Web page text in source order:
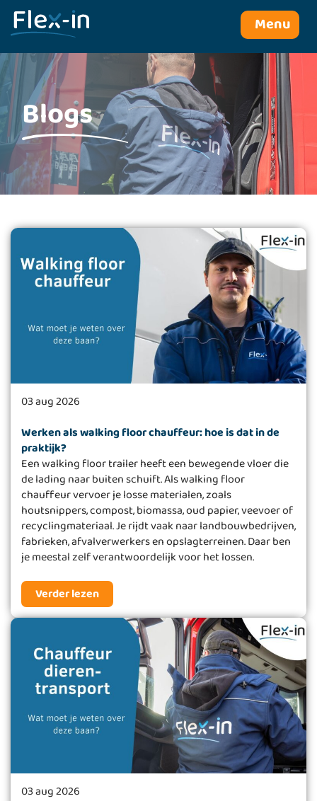
Menu
Blogs
03 aug 2026
Werken als walking floor chauffeur: hoe is dat in de
praktijk?
Een walking floor trailer heeft een bewegende vloer die
de lading naar buiten schuift. Als walking floor
chauffeur vervoer je losse materialen, zoals
houtsnippers, compost, biomassa, oud papier, veevoer of
recyclingmateriaal. Je rijdt vaak naar landbouwbedrijven,
fabrieken, afvalverwerkers en opslagterreinen. Daar ben
je meestal zelf verantwoordelijk voor het lossen.
Verder lezen
03 aug 2026